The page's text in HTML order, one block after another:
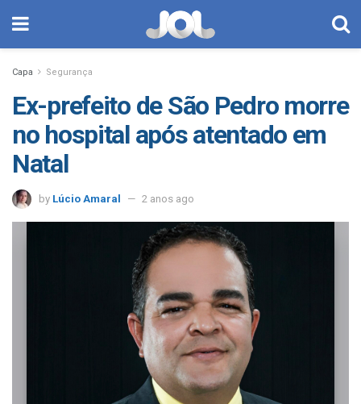
Capa Segurança
Ex-prefeito de São Pedro morre
no hospital após atentado em
Natal
by Lúcio Amaral 2 anos ago